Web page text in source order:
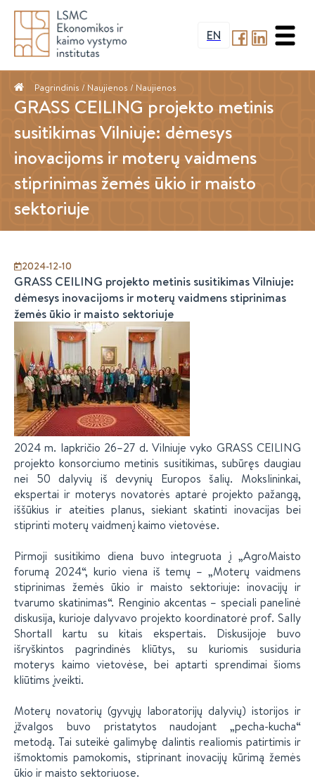
EN
Pagrindinis / Naujienos / Naujienos
GRASS CEILING projekto metinis
susitikimas Vilniuje: dėmesys
inovacijoms ir moterų vaidmens
stiprinimas žemės ūkio ir maisto
sektoriuje
2024-12-10
GRASS CEILING projekto metinis susitikimas Vilniuje:
dėmesys inovacijoms ir moterų vaidmens stiprinimas
žemės ūkio ir maisto sektoriuje
2024 m. lapkričio 26–27 d. Vilniuje vyko GRASS CEILING
projekto konsorciumo metinis susitikimas, subūręs daugiau
nei 50 dalyvių iš devynių Europos šalių. Mokslininkai,
ekspertai ir moterys novatorės aptarė projekto pažangą,
iššūkius ir ateities planus, siekiant skatinti inovacijas bei
stiprinti moterų vaidmenį kaimo vietovėse.
Pirmoji susitikimo diena buvo integruota į „AgroMaisto
forumą 2024“, kurio viena iš temų – „Moterų vaidmens
stiprinimas žemės ūkio ir maisto sektoriuje: inovacijų ir
tvarumo skatinimas“. Renginio akcentas – speciali panelinė
diskusija, kurioje dalyvavo projekto koordinatorė prof. Sally
Shortall kartu su kitais ekspertais. Diskusijoje buvo
išryškintos pagrindinės kliūtys, su kuriomis susiduria
moterys kaimo vietovėse, bei aptarti sprendimai šioms
kliūtims įveikti.
Moterų novatorių (gyvųjų laboratorijų dalyvių) istorijos ir
įžvalgos buvo pristatytos naudojant „pecha-kucha“
metodą. Tai suteikė galimybę dalintis realiomis patirtimis ir
išmoktomis pamokomis, stiprinant inovacijų kūrimą žemės
ūkio ir maisto sektoriuose.